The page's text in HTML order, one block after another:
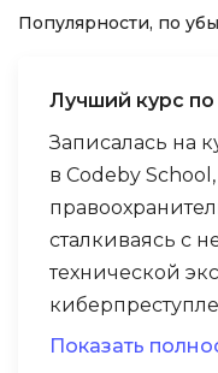
Популярности, по
Лучший курс
Записалась на
в Codeby
сталкиваясь с
технической
практичная: от
Показать